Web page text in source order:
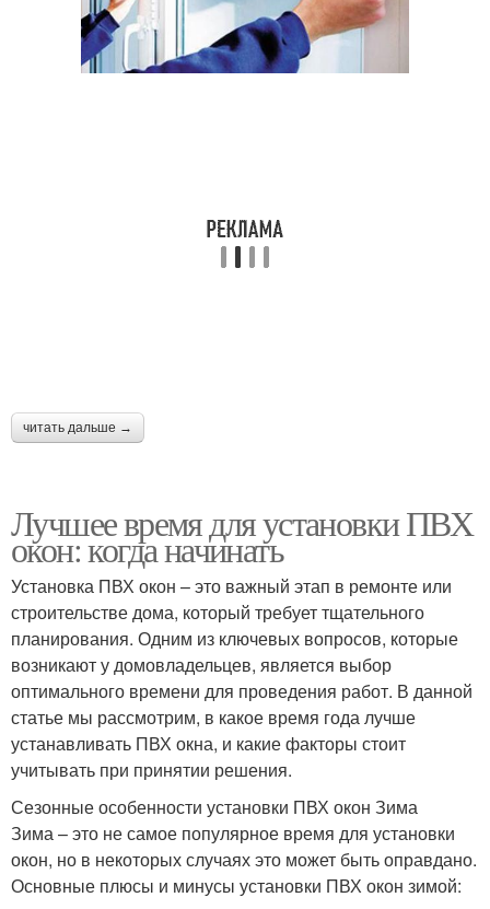
читать дальше →
Лучшее время для установки ПВХ
окон: когда начинать
Установка ПВХ окон – это важный этап в ремонте или
строительстве дома, который требует тщательного
планирования. Одним из ключевых вопросов, которые
возникают у домовладельцев, является выбор
оптимального времени для проведения работ. В данной
статье мы рассмотрим, в какое время года лучше
устанавливать ПВХ окна, и какие факторы стоит
учитывать при принятии решения.
Сезонные особенности установки ПВХ окон Зима
Зима – это не самое популярное время для установки
окон, но в некоторых случаях это может быть оправдано.
Основные плюсы и минусы установки ПВХ окон зимой: